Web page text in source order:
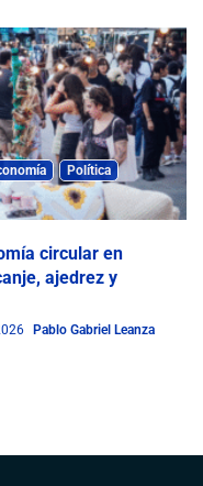
Política
circular en
ajedrez y
Pablo Gabriel Leanza